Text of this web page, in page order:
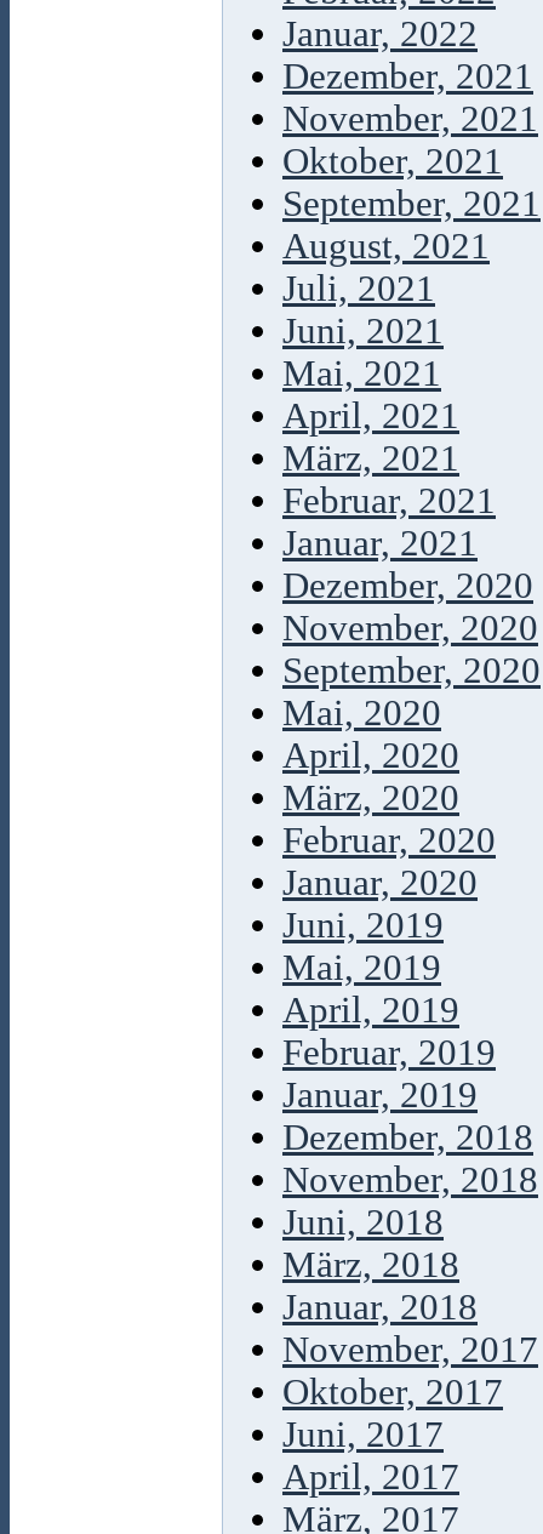
Januar, 2022
Dezember, 2021
November, 2021
Oktober, 2021
September, 2021
August, 2021
Juli, 2021
Juni, 2021
Mai, 2021
April, 2021
März, 2021
Februar, 2021
Januar, 2021
Dezember, 2020
November, 2020
September, 2020
Mai, 2020
April, 2020
März, 2020
Februar, 2020
Januar, 2020
Juni, 2019
Mai, 2019
April, 2019
Februar, 2019
Januar, 2019
Dezember, 2018
November, 2018
Juni, 2018
März, 2018
Januar, 2018
November, 2017
Oktober, 2017
Juni, 2017
April, 2017
März, 2017